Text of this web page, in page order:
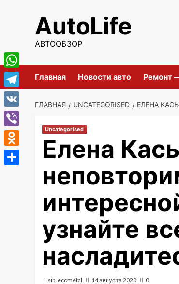
содержимомуAutoLife
АВТООБЗОР
Главная Новости авто Ремонт
ГЛАВНАЯ UNCATEGORISED ЕЛЕНА
Uncategorised
Елена
узнайте
sib_ecometal 14 августа 2020 0
WhatsApp
Telegram
VK
Viber
Odnoklassniki
Отправить